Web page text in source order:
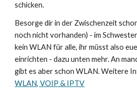
schicken.
Besorge dir in der Zwischenzeit
noch nicht vorhanden) - im
kein WLAN für alle, ihr müsst also
einrichten - dazu unten mehr. An
gibt es aber schon WLAN. Weitere
WLAN, VOIP & IPTV